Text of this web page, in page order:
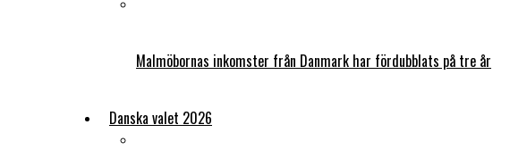
Malmöbornas inkomster från Danmark har fördubblats på tre år
Danska valet 2026